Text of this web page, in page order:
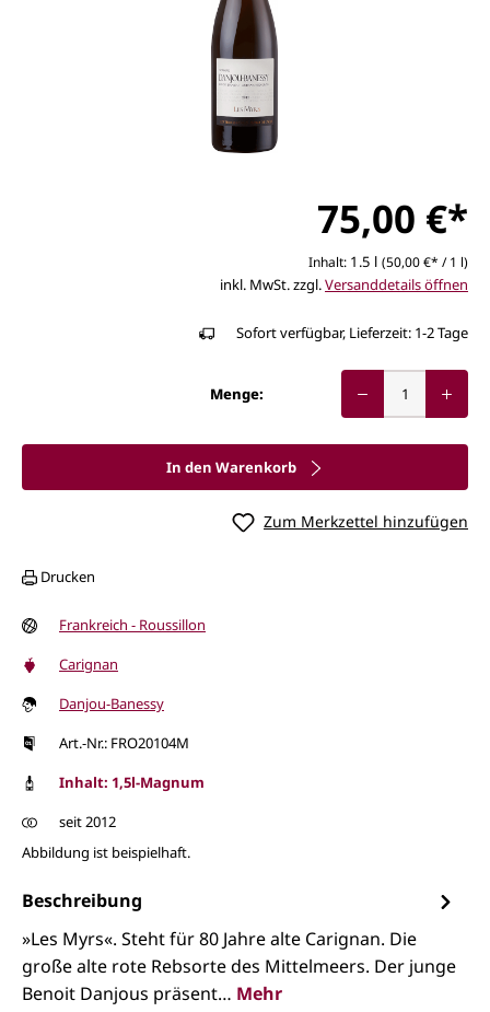
75,00 €*
Inhalt: 1.5 l (50,00 €* / 1 l)
inkl. MwSt. zzgl.Versanddetails öffnen
Sofort verfügbar, Lieferzeit: 1-2 Tage
Menge:
In den Warenkorb
Zum Merkzettel hinzufügen
Drucken
Frankreich - Roussillon
Carignan
Danjou-Banessy
Art.-Nr.: FRO20104M
Inhalt: 1,5l-Magnum
seit 2012
Abbildung ist beispielhaft.
Beschreibung
»Les Myrs«. Steht für 80 Jahre alte Carignan. Die
große alte rote Rebsorte des Mittelmeers. Der junge
Benoit Danjous präsent… Mehr